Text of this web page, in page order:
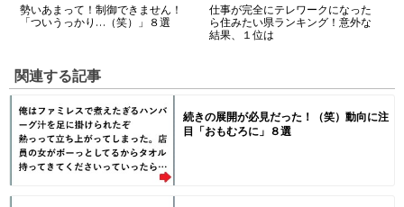
勢いあまって！制御できません！
「ついうっかり…（笑）」８選
仕事が完全にテレワークになった
ら住みたい県ランキング！意外な
結果、１位は
関連する記事
続きの展開が必見だった！（笑）動向に注
目「おもむろに」８選